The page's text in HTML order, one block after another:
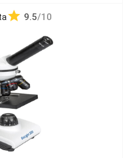
9.5/10